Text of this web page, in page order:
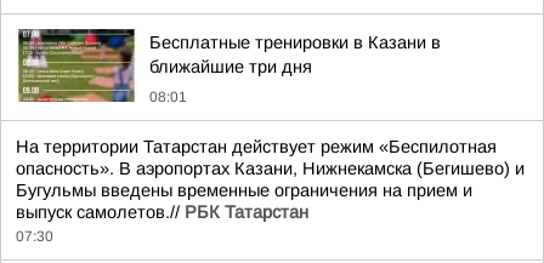
Бесплатные тренировки в Казани в
ближайшие три дня
08:01
На территории Татарстан действует режим «Беспилотная
опасность». В аэропортах Казани, Нижнекамска (Бегишево) и
Бугульмы введены временные ограничения на прием и
выпуск самолетов.// РБК Татарстан
07:30